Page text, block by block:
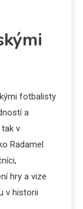
fotbalisty
a
v
Radamel
hry a vize
v historii